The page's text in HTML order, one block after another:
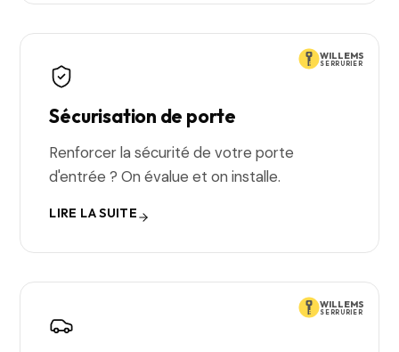
WILLEMS
SERRURIER
Sécurisation de porte
Renforcer la sécurité de votre porte
d'entrée ? On évalue et on installe.
LIRE LA SUITE
WILLEMS
SERRURIER